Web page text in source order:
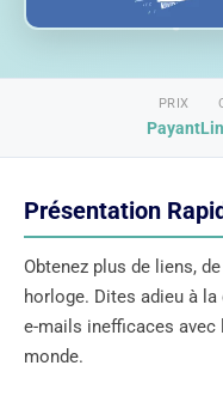
PRIX
Payant
Présentation
Obtenez plus de liens,
horloge. Dites adieu à
e-mails inefficaces avec
monde.